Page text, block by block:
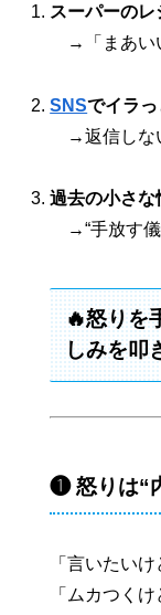
スーパーの
→「まあい
SNSでイラ
→返信しな
過去の小さな
→“手放す儀
🔥怒りを
しみを叩
❶ 怒りは“
「言いたいけ
「ムカつく